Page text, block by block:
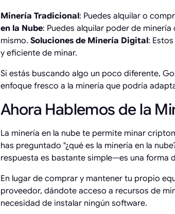
Minería Tradicional: Puedes alquilar o
en la Nube: Puedes alquilar poder de
mismo. Soluciones de Minería Digital:
y eficiente de minar.
Si estás buscando algo un poco diferente,
enfoque fresco a la minería que podría
Ahora Hablemos de la
La minería en la nube te permite minar
has preguntado "¿qué es la minería en la
respuesta es bastante simple—es una forma
En lugar de comprar y mantener tu propio
proveedor, dándote acceso a recursos de
necesidad de instalar ningún software.